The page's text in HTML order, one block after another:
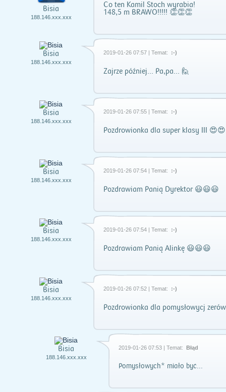
Bisia
188.146.xxx.xxx
Co ten Kamil Stoch wyrabia!
148,5 m BRAWO!!!!! 👏👏👏
Bisia
188.146.xxx.xxx
2019-01-26 07:57 | Temat: :-)
Zajrze później... Pa,pa... 🙋
Bisia
188.146.xxx.xxx
2019-01-26 07:55 | Temat: :-)
Pozdrowionka dla super klasy III
Bisia
188.146.xxx.xxx
2019-01-26 07:54 | Temat: :-)
Pozdrawiam Panią Dyrektor 😃😃😃
Bisia
188.146.xxx.xxx
2019-01-26 07:54 | Temat: :-)
Pozdrawiam Panią Alinkę 😃😃😃
Bisia
188.146.xxx.xxx
2019-01-26 07:52 | Temat: :-)
Pozdrowionka dla pomysłowycj
Bisia
188.146.xxx.xxx
2019-01-26 07:53 | Temat: Błąd
Pomysłowych* miało być...